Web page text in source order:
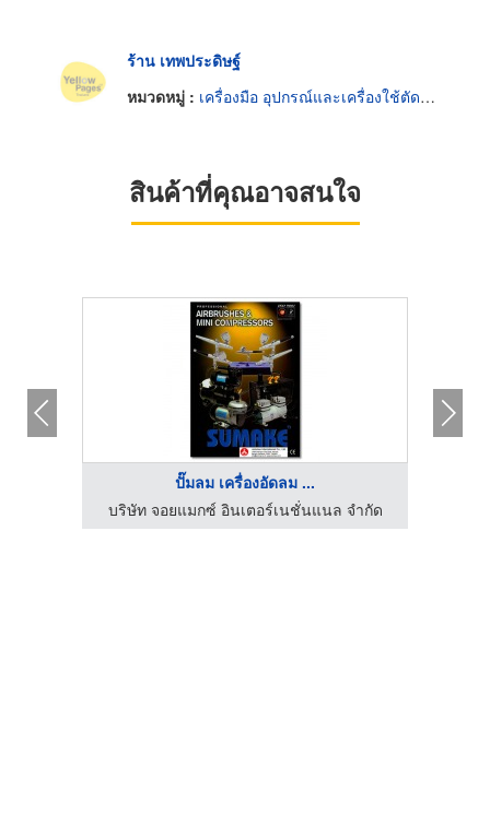
ร้าน เทพประดิษฐ์
หมวดหมู่ : เครื่องมือ อุปกรณ์และเครื่องใช้ตัดและตกแต่งกระจก
สินค้าที่คุณอาจสนใจ
ปั๊มลม เครื่องอัดลม ...
บริษัท จอยแมกซ์ อินเตอร์เนชั่นแนล จำกัด